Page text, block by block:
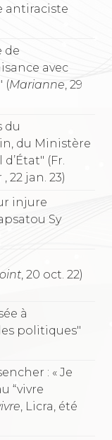
antiraciste
de
avec
(Marianne , 29
du
du Ministère
(Fr.
22 jan. 23)
injure
Sy
, 20 oct. 22)
à
politiques"
: « Je
“vivre
, Licra, été